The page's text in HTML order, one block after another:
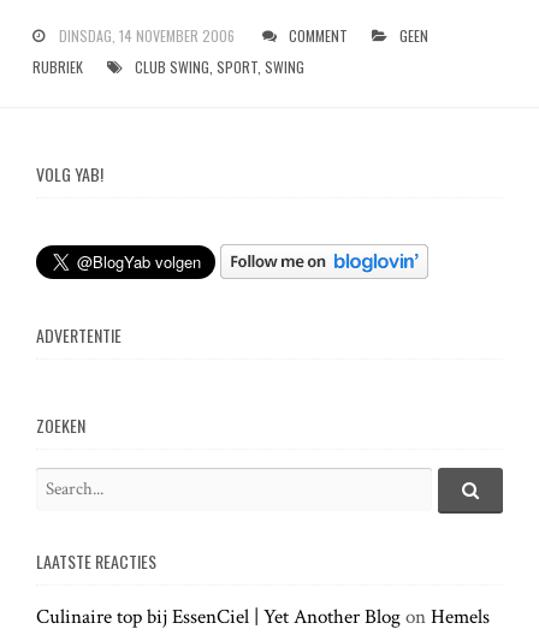
DINSDAG, 14 NOVEMBER 2006 COMMENT
GEEN
RUBRIEK
CLUB SWING SPORT, SWING
VOLG YAB!
ADVERTENTIE
ZOEKEN
r
h
S
h
LAATSTE REACTIES
Culinaire top bij EssenCiel | Yet Another BlogonHemels